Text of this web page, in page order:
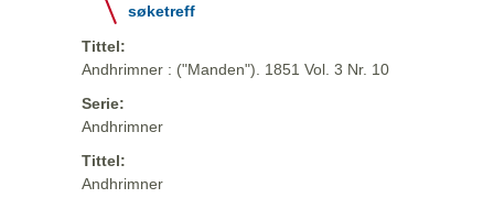
søketreff
Tittel:
Andhrimner : ("Manden"). 1851 Vol. 3 Nr. 10
Serie:
Andhrimner
Tittel:
Andhrimner